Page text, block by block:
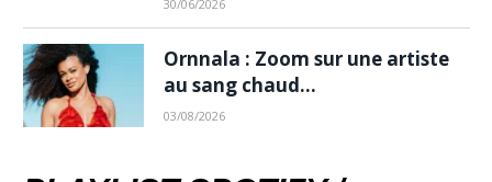
30/06/2026
Ornnala : Zoom sur une artiste
au sang chaud…
03/08/2026